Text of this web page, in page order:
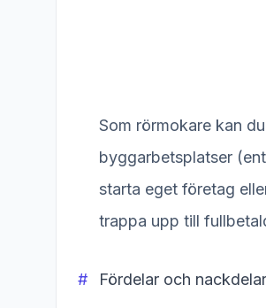
Som rörmokare kan
byggarbetsplatser
starta eget företag
trappa upp till
Fördelar och nackdelar